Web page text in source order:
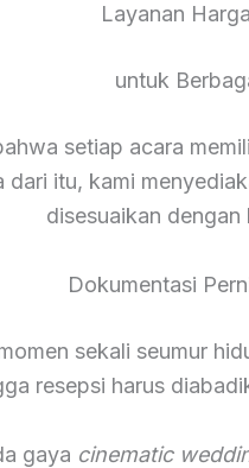
Layanan
untuk
setiap acara
dari itu, kami
disesuaikan
Dokumentasi
sekali seumur
resepsi harus
gaya cinematic